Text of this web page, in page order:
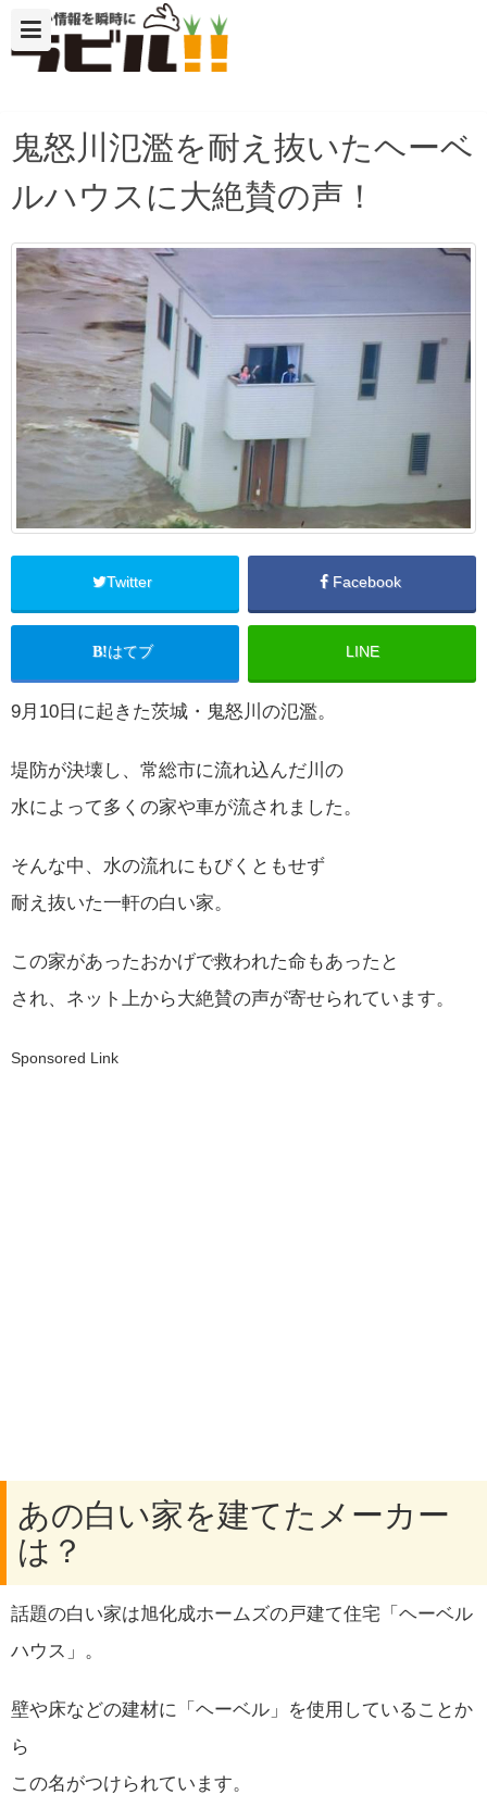
鬼怒川氾濫を耐え抜いたヘーベ
ルハウスに大絶賛の声！
Twitter Facebook
はてブ LINE
9月10日に起きた茨城・鬼怒川の氾濫。
堤防が決壊し、常総市に流れ込んだ川の
水によって多くの家や車が流されました。
そんな中、水の流れにもびくともせず
耐え抜いた一軒の白い家。
この家があったおかげで救われた命もあったと
され、ネット上から大絶賛の声が寄せられています。
Sponsored Link
あの白い家を建てたメーカー
は？
話題の白い家は旭化成ホームズの戸建て住宅「ヘーベル
ハウス」。
壁や床などの建材に「ヘーベル」を使用していることか
ら
この名がつけられています。